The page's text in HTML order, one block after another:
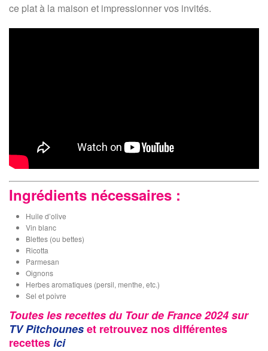
ce plat à la maison et impressionner vos invités.
Ingrédients nécessaires :
Huile d’olive
Vin blanc
Blettes (ou bettes)
Ricotta
Parmesan
Oignons
Herbes aromatiques (persil, menthe, etc.)
Sel et poivre
Toutes les recettes du Tour de France 2024 sur
TV Pitchouneset retrouvez nos différentes
recettesici